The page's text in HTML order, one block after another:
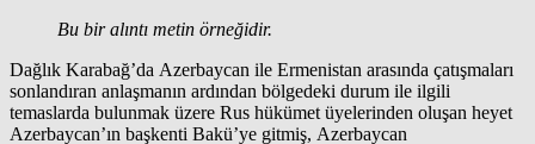
Bu bir alıntı metin örneğidir.
Dağlık Karabağ’da Azerbaycan ile Ermenistan arasında çatışmaları
sonlandıran anlaşmanın ardından bölgedeki durum ile ilgili
temaslarda bulunmak üzere Rus hükümet üyelerinden oluşan heyet
Azerbaycan’ın başkenti Bakü’ye gitmiş, Azerbaycan